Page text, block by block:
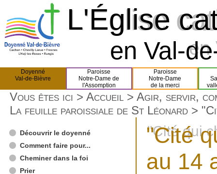
L'Église
L'Église
en
en Val-
Doyenné
Val-de-Bièvre
Paroisse
Notre-Dame de
l'Assomption
Paroisse
Notre-Dame
de la merci
Vous êtes ici > Accueil > Agir, servir,
La feuille paroissiale de St Léonard >
Découvrir le doyenné
Comment faire pour...
Cheminer dans la foi
Prier
"Cité qui
"Cité
au 14